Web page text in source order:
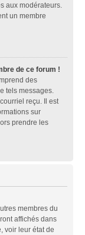
aux modérateurs.
un membre
de ce forum !
des
tels messages.
reçu. Il est
sur
prendre les
membres du
affichés dans
voir leur état de